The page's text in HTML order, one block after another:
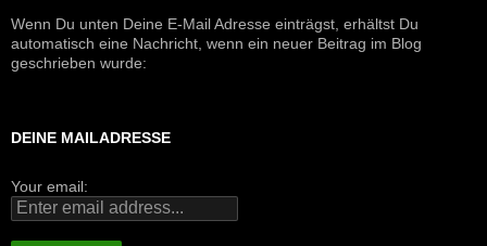
Wenn Du unten Deine E-Mail Adresse einträgst, erhältst Du
automatisch eine Nachricht, wenn ein neuer Beitrag im Blog
geschrieben wurde:
DEINE MAILADRESSE
Your email: